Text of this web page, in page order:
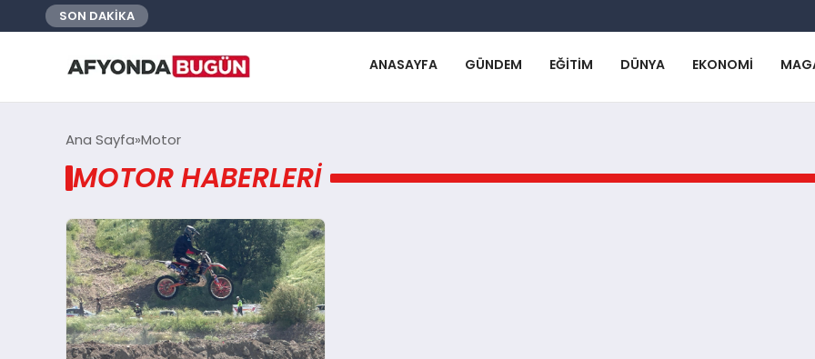
SON DAKİKA
ANASAYFA GÜNDEM EĞITIM DÜNYA EKONOMI
Ana Sayfa Motor
MOTOR HABERLERI